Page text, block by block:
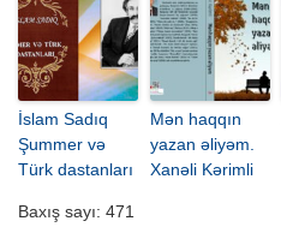
İslam Sadıq
Şummer və
Türk dastanları
Mən haqqın
yazan əliyəm.
Xanəli Kərimli
Baxış sayı: 471